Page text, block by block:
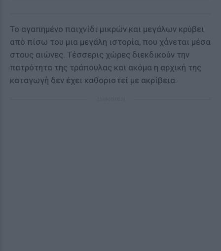
Το αγαπημένο παιχνίδι μικρών και μεγάλων κρύβει
από πίσω του μια μεγάλη ιστορία, που χάνεται μέσα
στους αιώνες. Τέσσερις χώρες διεκδικούν την
πατρότητα της τράπουλας και ακόμα η αρχική της
καταγωγή δεν έχει καθοριστεί με ακρίβεια.